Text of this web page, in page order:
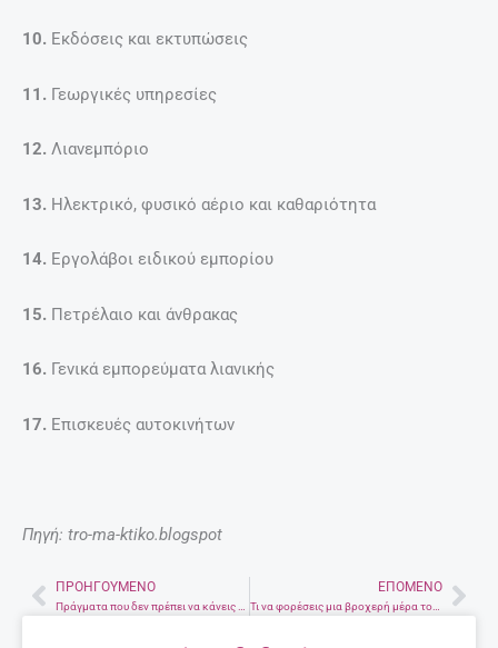
10. Εκδόσεις και εκτυπώσεις
11. Γεωργικές υπηρεσίες
12. Λιανεμπόριο
13. Ηλεκτρικό, φυσικό αέριο και καθαριότητα
14. Εργολάβοι ειδικού εμπορίου
15. Πετρέλαιο και άνθρακας
16. Γενικά εμπορεύματα λιανικής
17. Επισκευές αυτοκινήτων
Πηγή: tro-ma-ktiko.blogspot
Prev
ΠΡΟΗΓΟΎΜΕΝΟ ΕΠΌΜΕΝΟ
Τι να φορέσεις μια βροχερή μέρα του καλοκαιριού;